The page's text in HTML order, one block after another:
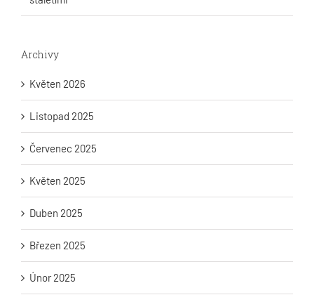
Archivy
Květen 2026
Listopad 2025
Červenec 2025
Květen 2025
Duben 2025
Březen 2025
Únor 2025